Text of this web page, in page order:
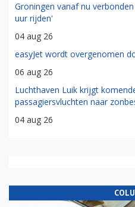
Groningen vanaf nu
uur rijden'
04 aug 26
easyJet wordt overgenomen
06 aug 26
Luchthaven Luik krijgt
passagiersvluchten naar
04 aug 26